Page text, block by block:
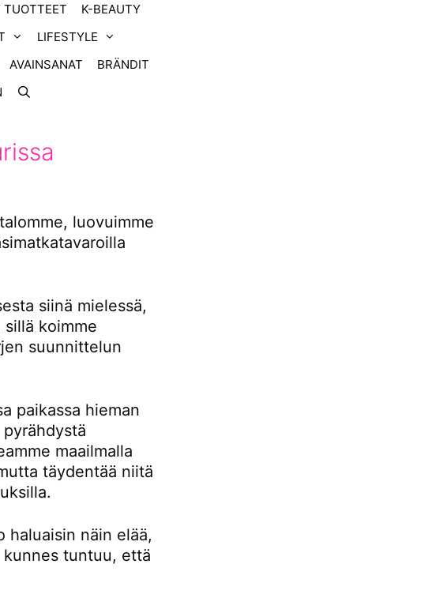
TUOTTEET
K-BEAUTY
LIFESTYLE
AVAINSANAT
BRÄNDIT
luovuimme
siinä mielessä,
koimme
suunnittelun
paikassa hieman
maailmalla
täydentää niitä
haluaisin näin elää,
tuntuu, että